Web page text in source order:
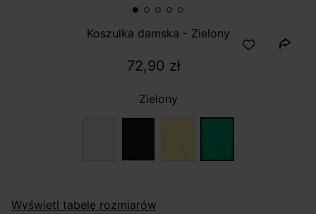
Koszulka damska - Zielony
72,90 zł
Zielony
Wyświetl tabelę rozmiarów